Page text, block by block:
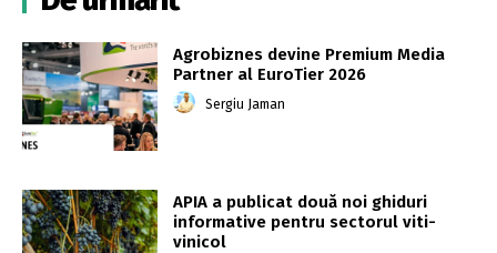
Agrobiznes devine Premium Media
Partner al EuroTier 2026
Sergiu Jaman
APIA a publicat două noi ghiduri
informative pentru sectorul viti-
vinicol